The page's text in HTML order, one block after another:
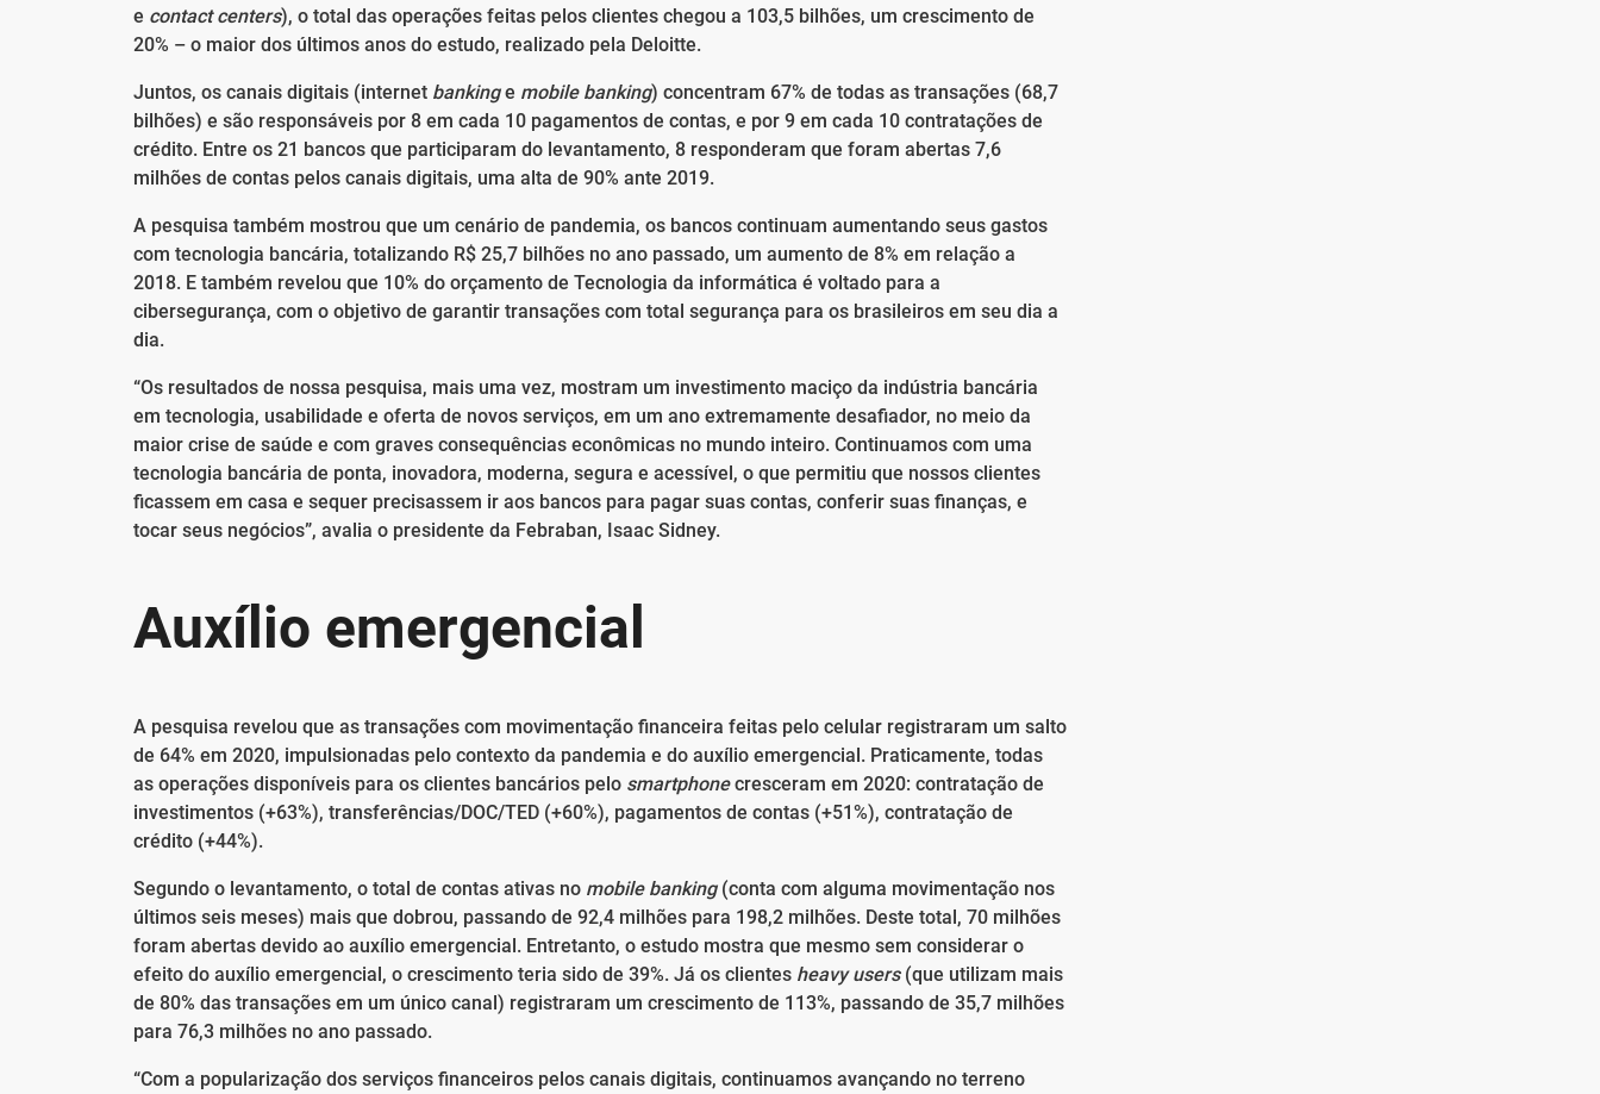
e contact centers), o total das operações feitas pelos clientes chegou a 103,5 bilhões, um crescimento de
20% – o maior dos últimos anos do estudo, realizado pela Deloitte.
Juntos, os canais digitais (internet bankinge mobile banking) concentram 67% de todas as transações (68,7
bilhões) e são responsáveis por 8 em cada 10 pagamentos de contas, e por 9 em cada 10 contratações de
crédito. Entre os 21 bancos que participaram do levantamento, 8 responderam que foram abertas 7,6
milhões de contas pelos canais digitais, uma alta de 90% ante 2019.
A pesquisa também mostrou que um cenário de pandemia, os bancos continuam aumentando seus gastos
com tecnologia bancária, totalizando R$ 25,7 bilhões no ano passado, um aumento de 8% em relação a
2018. E também revelou que 10% do orçamento de Tecnologia da informática é voltado para a
cibersegurança, com o objetivo de garantir transações com total segurança para os brasileiros em seu dia a
dia.
“Os resultados de nossa pesquisa, mais uma vez, mostram um investimento maciço da indústria bancária
em tecnologia, usabilidade e oferta de novos serviços, em um ano extremamente desafiador, no meio da
maior crise de saúde e com graves consequências econômicas no mundo inteiro. Continuamos com uma
tecnologia bancária de ponta, inovadora, moderna, segura e acessível, o que permitiu que nossos clientes
ficassem em casa e sequer precisassem ir aos bancos para pagar suas contas, conferir suas finanças, e
tocar seus negócios”, avalia o presidente da Febraban, Isaac Sidney.
Auxílio emergencial
A pesquisa revelou que as transações com movimentação financeira feitas pelo celular registraram um salto
de 64% em 2020, impulsionadas pelo contexto da pandemia e do auxílio emergencial. Praticamente, todas
as operações disponíveis para os clientes bancários pelo smartphonecresceram em 2020: contratação de
investimentos (+63%), transferências/DOC/TED (+60%), pagamentos de contas (+51%), contratação de
crédito (+44%).
Segundo o levantamento, o total de contas ativas no mobile banking(conta com alguma movimentação nos
últimos seis meses) mais que dobrou, passando de 92,4 milhões para 198,2 milhões. Deste total, 70 milhões
foram abertas devido ao auxílio emergencial. Entretanto, o estudo mostra que mesmo sem considerar o
efeito do auxílio emergencial, o crescimento teria sido de 39%. Já os clientes heavy users(que utilizam mais
de 80% das transações em um único canal) registraram um crescimento de 113%, passando de 35,7 milhões
para 76,3 milhões no ano passado.
“Com a popularização dos serviços financeiros pelos canais digitais, continuamos avançando no terreno